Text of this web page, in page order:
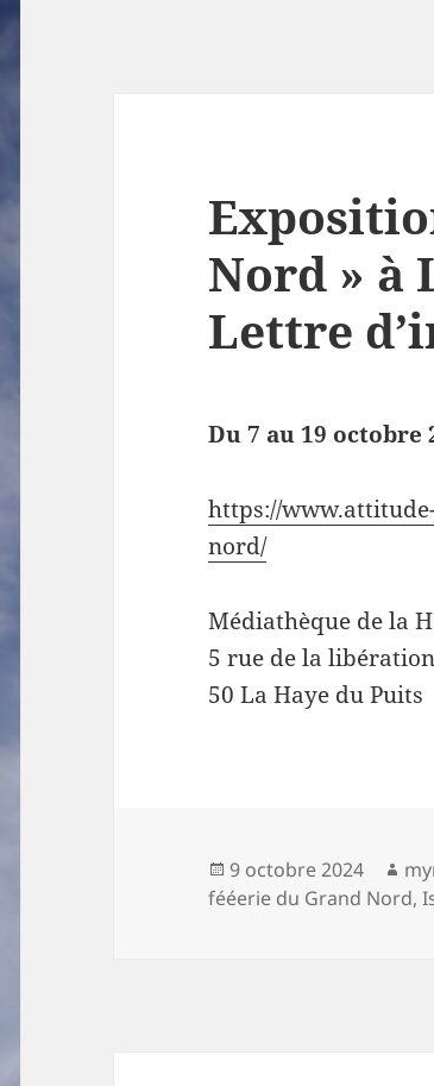
Nord » à
Lettre
Du 7 au 19 octobre
https://
nord/
Médiathèque de la
5 rue de la libération
50 La Haye du Puits
Publié
le
9 octobre 2024
fééerie du Grand Nord,